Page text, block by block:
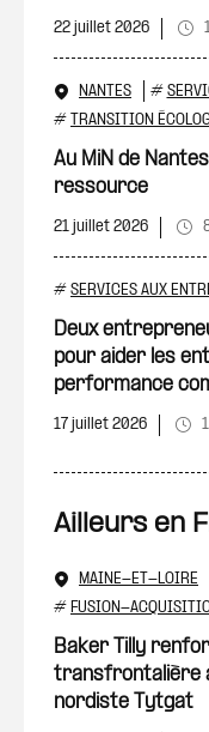
22 juillet 2026
NANTES #
# TRANSITION
Au MiN de
ressource
21 juillet 2026
# SERVICES AUX
Deux
pour aider les
performance
17 juillet 2026
Ailleurs en
MAINE-ET-LOIRE
# FUSION-
Baker Tilly
transfrontalière
nordiste Tytgat